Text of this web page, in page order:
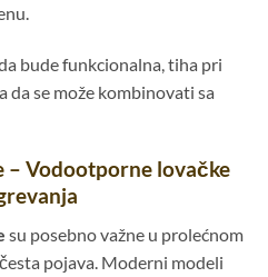
bude funkcionalna, tiha pri
se može kombinovati sa
– Vodootporne lovačke
su posebno važne u prolećnom
pojava. Moderni modeli